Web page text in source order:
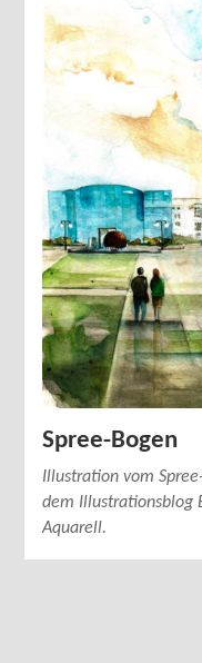
Spree-Bogen
Illustration vom
dem Illustrationsblog
Aquarell.